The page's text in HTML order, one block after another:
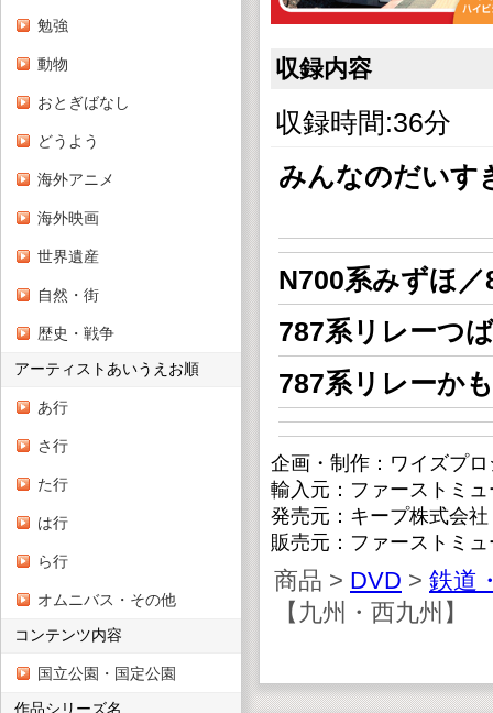
勉強
動物
おとぎばなし
どうよう
海外アニメ
海外映画
世界遺産
自然・街
歴史・戦争
アーティストあいうえお順
あ行
さ行
た行
は行
ら行
オムニバス・その他
コンテンツ内容
国立公園・国定公園
作品シリーズ名
収録内容
収録時間:36分
みんなのだいす
N700系みずほ
787系リレーつ
787系リレーか
企画・制作：ワイズプ
輸入元：ファーストミ
発売元：キープ株式会社
販売元：ファーストミ
商品 > DVD > 鉄道
【九州・西九州】